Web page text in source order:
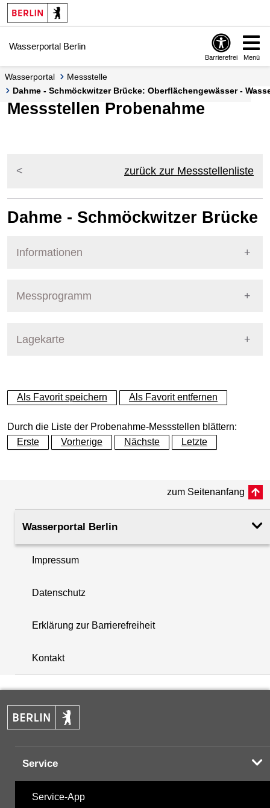
Springe zur Navigation
Springe zum Inhalt
Wasserportal Berlin
Barrierefrei Menü
Wasserportal
Messstelle
Dahme - Schmöckwitzer Brücke: Oberflächengewässer -
Messstellen Probenahme
zurück zur Messstellenliste
Dahme - Schmöckwitzer Brücke
Informationen
Nummer
Betreiber Land Berlin
Ausprägung Probenahme
408365.06
Hochwert (UTM 33 N)
Messprogramm
Stoffgruppe
Aniline
Anionen und Kationen
HCH - Hexachlorcyclohexan
Industriechemikalien
Lagekarte
+
−
+
−
Als Favorit speichern Als Favorit entfernen
Durch die Liste der Probenahme-Messstellen blättern:
Erste
Vorherige Nächste Letzte
zum Seitenanfang
Wasserportal Berlin
Impressum
Datenschutz
Erklärung zur Barrierefreiheit
Kontakt
Service
Service-App